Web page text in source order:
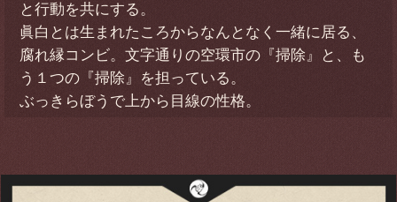
と行動を共にする。
眞白とは生まれたころからなんとなく一緒に居る、
腐れ縁コンビ。文字通りの空環市の『掃除』と、も
う１つの『掃除』を担っている。
ぶっきらぼうで上から目線の性格。